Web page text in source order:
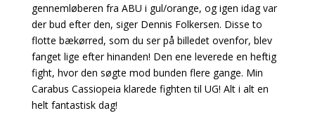
gennemløberen fra ABU i gul/orange, og igen idag var
der bud efter den, siger Dennis Folkersen. Disse to
flotte bækørred, som du ser på billedet ovenfor, blev
fanget lige efter hinanden! Den ene leverede en heftig
fight, hvor den søgte mod bunden flere gange. Min
Carabus Cassiopeia klarede fighten til UG! Alt i alt en
helt fantastisk dag!